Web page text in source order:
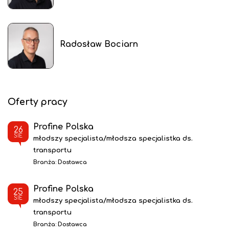
Radosław Bociarn
Oferty pracy
26
SIE
Profine Polska
młodszy specjalista/młodsza specjalistka ds.
transportu
Branża: Dostawca
25
SIE
Profine Polska
młodszy specjalista/młodsza specjalistka ds.
transportu
Branża: Dostawca